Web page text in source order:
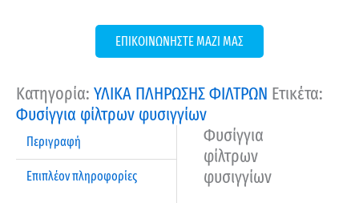
ΕΠΙΚΟΙΝΩΝΗΣΤΕ ΜΑΖΙ ΜΑΣ
Κατηγορία: ΥΛΙΚΑ ΠΛΗΡΩΣΗΣ ΦΙΛΤΡΩΝ Ετικέτα:
Φυσίγγια φίλτρων φυσιγγίων
Περιγραφή
Επιπλέον πληροφορίες
Φυσίγγια
φίλτρων
φυσιγγίων